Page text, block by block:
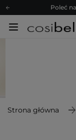
Poleć
Poleć
Strona główna